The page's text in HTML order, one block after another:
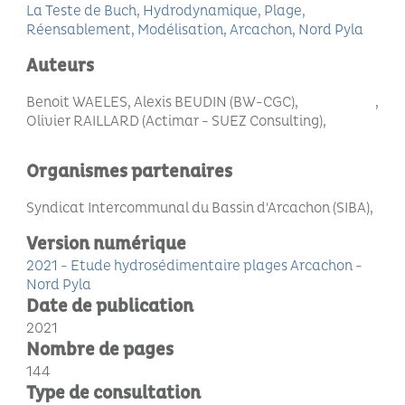
La Teste de Buch Hydrodynamique Plage
Réensablement Modélisation Arcachon Nord Pyla
Auteurs
Benoit WAELES, Alexis BEUDIN (BW-CGC)
Olivier RAILLARD (Actimar - SUEZ Consulting)
Organismes partenaires
Syndicat Intercommunal du Bassin d'Arcachon (SIBA)
Version numérique
2021 - Etude hydrosédimentaire plages Arcachon -
Nord Pyla
Date de publication
2021
Nombre de pages
144
Type de consultation